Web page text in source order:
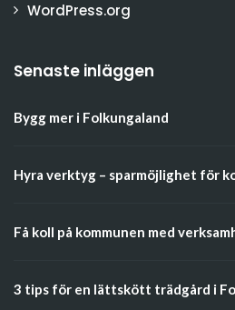
WordPress.org
Senaste inläggen
Bygg mer i Folkungaland
Hyra verktyg – sparmöjlighet för
Få koll på kommunen med
3 tips för en lättskött trädgård i